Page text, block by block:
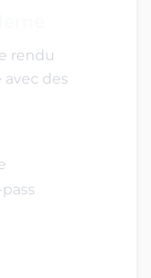
rendu
des